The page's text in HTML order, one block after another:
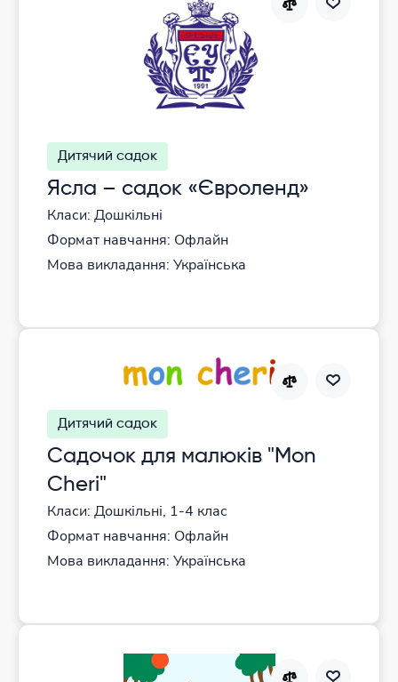
Дитячий садок
Ясла – садок «Євроленд»
Класи: Дошкільні
Формат навчання: Офлайн
Мова викладання: Українська
Дитячий садок
Садочок для малюків "Mon
Cheri"
Класи: Дошкільні, 1-4 клас
Формат навчання: Офлайн
Мова викладання: Українська